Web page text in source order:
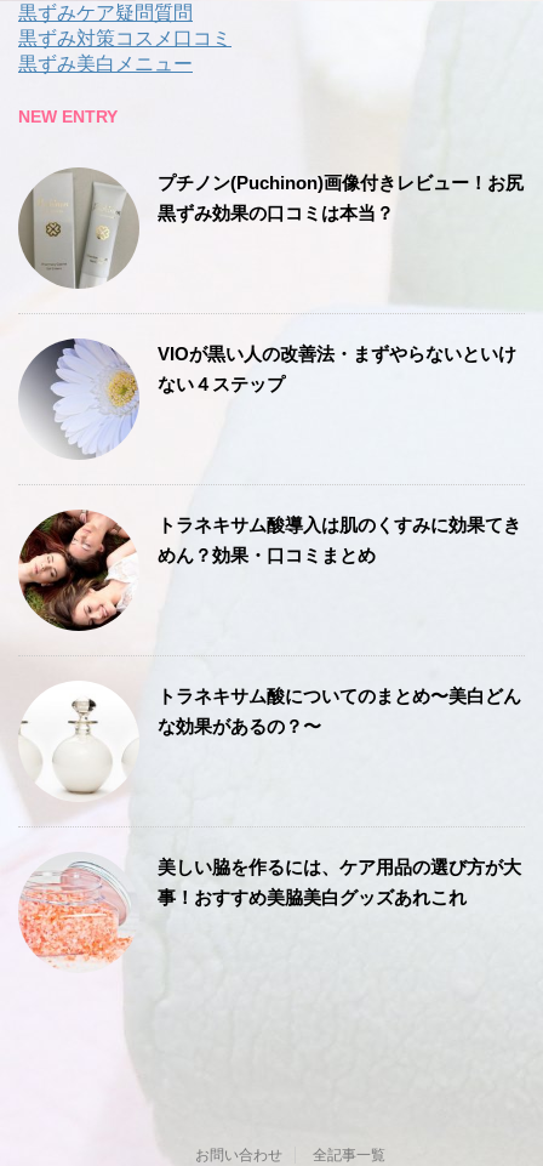
黒ずみケア疑問質問
黒ずみ対策コスメ口コミ
黒ずみ美白メニュー
NEW ENTRY
プチノン(Puchinon)画像付きレビュー！お尻
黒ずみ効果の口コミは本当？
VIOが黒い人の改善法・まずやらないといけ
ない４ステップ
トラネキサム酸導入は肌のくすみに効果てき
めん？効果・口コミまとめ
トラネキサム酸についてのまとめ〜美白どん
な効果があるの？〜
美しい脇を作るには、ケア用品の選び方が大
事！おすすめ美脇美白グッズあれこれ
お問い合わせ 全記事一覧